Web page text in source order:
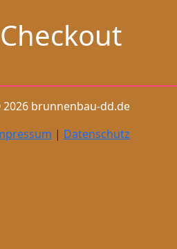
Checkout
brunnenbau-dd.de
| Datenschutz